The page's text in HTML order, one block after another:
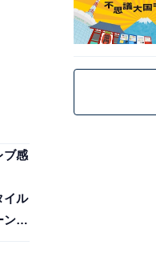
ブ感
イル
ンで